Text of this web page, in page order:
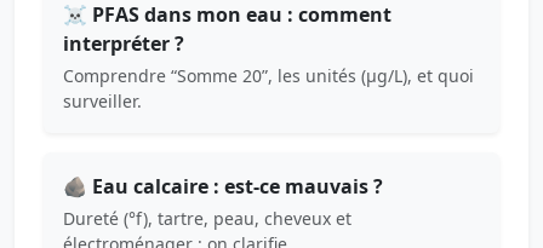
☠️ PFAS dans mon eau : comment
interpréter ?
Comprendre “Somme 20”, les unités (µg/L), et quoi
surveiller.
🪨 Eau calcaire : est-ce mauvais ?
Dureté (°f), tartre, peau, cheveux et